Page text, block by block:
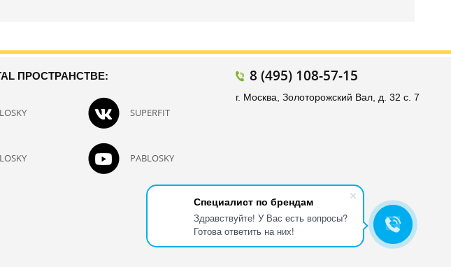
Специалист по брендам
Здравствуйте! У Вас есть вопросы?
Готова ответить на них!
ПРОСТРАНСТВЕ:
SUPERFIT
PABLOSKY
8 (495) 108-57-15
г. Москва, Золоторожский Вал, д. 32 с. 7